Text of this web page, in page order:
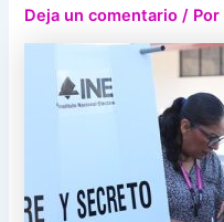
Deja un comentario / Por